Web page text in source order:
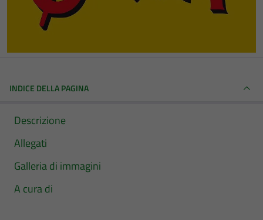
INDICE DELLA PAGINA
Descrizione
Allegati
Galleria di immagini
A cura di